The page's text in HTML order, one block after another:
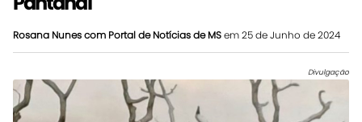
Rosana Nunes com Portal de Notícias de MSem 25 de Junho de 2024
Divulgação